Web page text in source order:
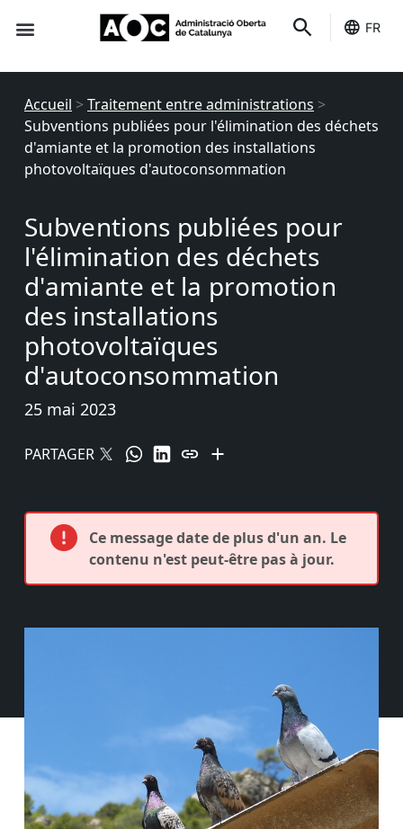
FR
Accueil >Traitement entre administrations >
Subventions publiées pour l'élimination des déchets
d'amiante et la promotion des installations
photovoltaïques d'autoconsommation
Subventions publiées pour
l'élimination des déchets
d'amiante et la promotion
des installations
photovoltaïques
d'autoconsommation
25 mai 2023
PARTAGER
Ce message date de plus d'un an. Le
contenu n'est peut-être pas à jour.